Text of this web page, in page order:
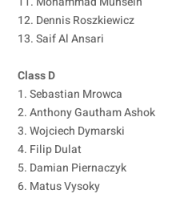
12. Dennis Roszkiewicz
13. Saif Al Ansari
Class D
1. Sebastian Mrowca
2. Anthony Gautham Ashok
3. Wojciech Dymarski
4. Filip Dulat
5. Damian Piernaczyk
6. Matus Vysoky